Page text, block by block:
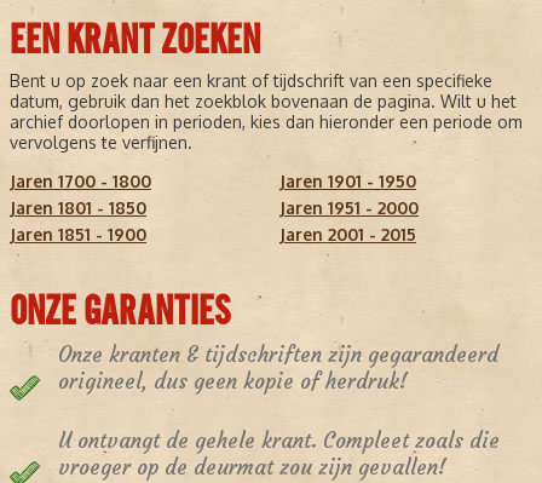
EEN KRANT ZOEKEN
Bent u op zoek naar een krant of tijdschrift van een specifieke
datum, gebruik dan het zoekblok bovenaan de pagina. Wilt u het
archief doorlopen in perioden, kies dan hieronder een periode om
vervolgens te verfijnen.
Jaren 1700 - 1800
Jaren 1801 - 1850
Jaren 1851 - 1900
Jaren 1901 - 1950
Jaren 1951 - 2000
Jaren 2001 - 2015
ONZE GARANTIES
Onze kranten & tijdschriften zijn gegarandeerd
origineel, dus geen kopie of herdruk!
U ontvangt de gehele krant. Compleet zoals die
vroeger op de deurmat zou zijn gevallen!